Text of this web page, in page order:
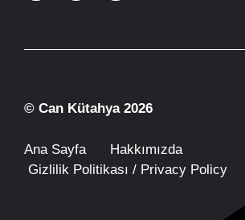
© Can Kütahya 2026
Ana Sayfa
Hakkımızda
Gizlilik Politikası / Privacy Policy